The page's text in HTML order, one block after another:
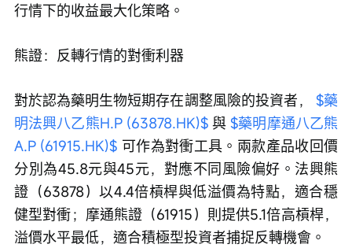
行情下的收益最大化策略。
熊證：反轉行情的對衝利器
對於認為藥明生物短期存在調整風險的投資者， $藥
明法興八乙熊H.P (63878.HK)$ 與 $藥明摩通八乙熊
A.P (61915.HK)$ 可作為對衝工具。兩款產品收回價
分別為45.8元與45元，對應不同風險偏好。法興熊
證（63878）以4.4倍槓桿與低溢價為特點，適合穩
健型對衝；摩通熊證（61915）則提供5.1倍高槓桿，
溢價水平最低，適合積極型投資者捕捉反轉機會。